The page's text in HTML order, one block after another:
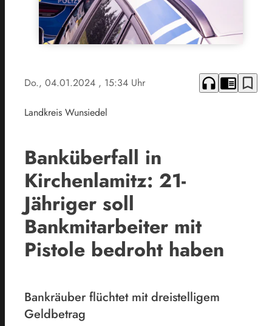
Do., 04.01.2024 , 15:34 Uhr headphones chrome_reader_mode bookmark_border
Landkreis Wunsiedel
Banküberfall in
Kirchenlamitz: 21-
Jähriger soll
Bankmitarbeiter mit
Pistole bedroht haben
Bankräuber flüchtet mit dreistelligem
Geldbetrag